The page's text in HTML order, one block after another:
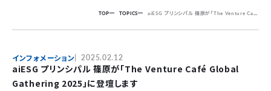
TOP TOPICS aiESG プリンシパル 篠原が「The Venture Café Global Gathering 2025」に登壇します
インフォメーション 2025.02.12
aiESG プリンシパル 篠原が「The Venture Café Global
Gathering 2025」に登壇します